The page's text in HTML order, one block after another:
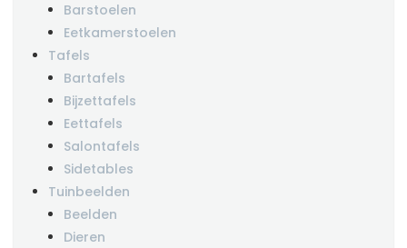
Barstoelen
Eetkamerstoelen
Tafels
Bartafels
Bijzettafels
Eettafels
Salontafels
Sidetables
Tuinbeelden
Beelden
Dieren